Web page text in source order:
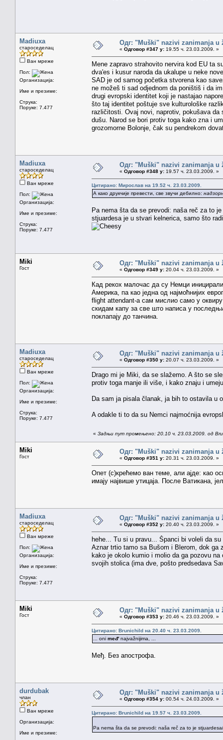
Madiuxa
староседелац
Ван мреже
Пол:
Организација:
Име и презиме:
Струка:
Поруке: 7.477
Одг: "Muški" nazivi zanimanja u
« Одговор #347 у: 19.55 ч. 23.03.2009. »
Mene zapravo strahovito nervira kod EU ta
dva'es i kusur naroda da ukalupe u neke
SAD je od samog početka stvorena kao
ne možeš ti sad odjednom da poništiš i da
drugi evropski identitet koji je nastajao
što taj identitet poštuje sve kulturološke
različitosti. Ovaj novi, naprotiv, pokušava da
dušu. Narod se bori protiv toga kako zna i
grozomorne Bolonje, čak su pendrekom
Madiuxa
староседелац
Ван мреже
Пол:
Организација:
Име и презиме:
Струка:
Поруке: 7.477
Одг: "Muški" nazivi zanimanja u
« Одговор #348 у: 19.57 ч. 23.03.2009. »
Цитирано: Мирослав на 19.52 ч. 23.03.2009.
А како друкчије превести, све звучи дебилно:
Pa nema šta da se prevodi: naša reč za to
stjuardesa je u stvari kelnerica, samo što
Miki
Гост
Одг: "Muški" nazivi zanimanja u
« Одговор #349 у: 20.04 ч. 23.03.2009. »
Кад рекох малочас да су Немци
Америка, па као једна од најмоћнијих
flight attendant-а сам мислио само у
скидам капу за све што написа у
поклапају до танчина.
Madiuxa
староседелац
Ван мреже
Пол:
Организација:
Име и презиме:
Струка:
Поруке: 7.477
Одг: "Muški" nazivi zanimanja u
« Одговор #350 у: 20.07 ч. 23.03.2009. »
Drago mi je Miki, da se slažemo. A što se
protiv toga manje ili više, i kako znaju i
Da sam ja pisala članak, ja bih to ostavila u
A odakle ti to da su Nemci najmoćnija
« Задњи пут промењено: 20.10 ч. 23.03.2009. од
Miki
Гост
Одг: "Muški" nazivi zanimanja u
« Одговор #351 у: 20.31 ч. 23.03.2009. »
Опет (с)крећемо ван теме, али ајде: као
имају највише утицаја. После Ватикана,
Madiuxa
староседелац
Ван мреже
Пол:
Организација:
Име и презиме:
Струка:
Поруке: 7.477
Одг: "Muški" nazivi zanimanja u
« Одговор #352 у: 20.40 ч. 23.03.2009. »
hehe... Tu si u pravu... Španci bi voleli da
Aznar trtio tamo sa Bušom i Blerom, dok ga
kako je okolo kumio i molio da ga pozovu
svojih stolica (ima dve, pošto predsedava
Miki
Гост
Одг: "Muški" nazivi zanimanja u
« Одговор #353 у: 20.46 ч. 23.03.2009. »
Цитирано: Brunichild на 20.40 ч. 23.03.2009.
... oni međ' najvažnijima, ...
Међ. Без апострофа.
durdubak
члан
Ван мреже
Организација:
Име и презиме:
Одг: "Muški" nazivi zanimanja u
« Одговор #354 у: 00.54 ч. 24.03.2009. »
Цитирано: Brunichild на 19.57 ч. 23.03.2009.
Pa nema šta da se prevodi: naša reč za to je